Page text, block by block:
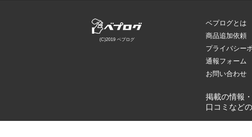
ベプログとは
商品追加依頼
プライバシー
通報フォーム
お問い合わせ
(C)2019 ベプログ
掲載の情報
口コミなど